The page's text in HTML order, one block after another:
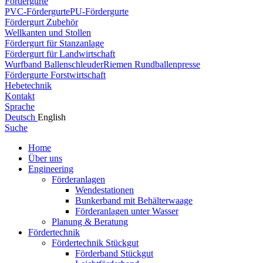
PVC-FördergurtePU-Fördergurte
Fördergurt Zubehör
Wellkanten und Stollen
Fördergurt für Stanzanlage
Fördergurt für Landwirtschaft
Wurfband BallenschleuderRiemen Rundballenpresse
Fördergurte Forstwirtschaft
Hebetechnik
Kontakt
Sprache
Deutsch English
Suche
Home
Über uns
Engineering
Förderanlagen
Wendestationen
Bunkerband mit Behälterwaage
Förderanlagen unter Wasser
Planung & Beratung
Fördertechnik
Fördertechnik Stückgut
Förderband Stückgut